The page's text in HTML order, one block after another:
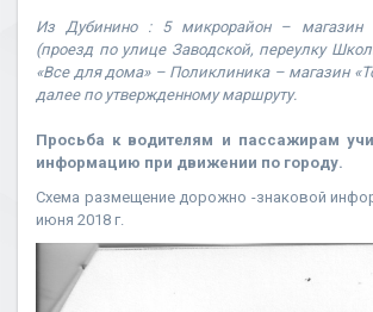
Из Дубинино : 5 микрорайон – магазин
(проезд по улице Заводской, переулку
«Все для дома» – Поликлиника – магазин
далее по утвержденному маршруту.
Просьба к водителям и пассажирам
информацию при движении по городу.
Cхема размещение дорожно -знаковой
июня 2018 г.